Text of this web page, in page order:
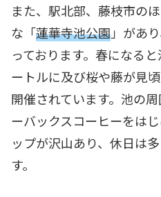
また、駅北部、藤枝市の
な「蓮華寺池公園」があ
っております。春になる
ートルに及び桜や藤が見
開催されています。池の
ーバックスコーヒーをは
ップが沢山あり、休日は
す。